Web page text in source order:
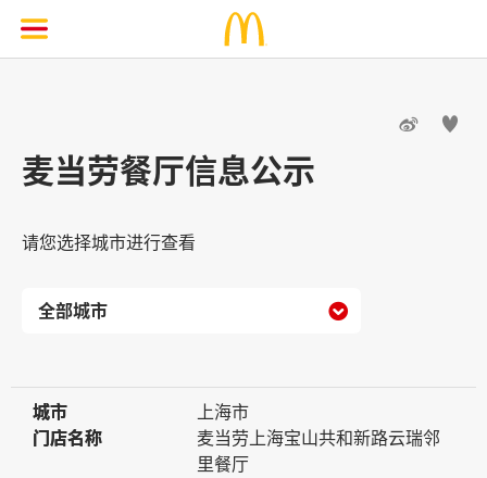
 
麦当劳餐厅信息公示
请您选择城市进行查看

城市
城市
上海市
门店名称
门店名称
麦当劳上海宝山共和新路云瑞邻
里餐厅